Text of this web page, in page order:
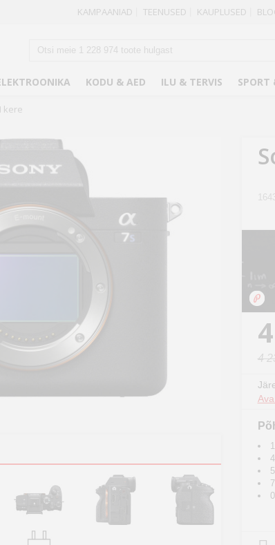
KAMPAANIAD TEENUSED KAUPLUSED
KODU & AED ILU & TERVIS SPORT
kere
4